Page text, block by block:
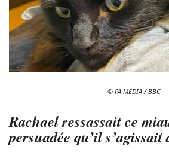
© PA MEDIA / BBC
Rachael ressassait ce
persuadée qu’il